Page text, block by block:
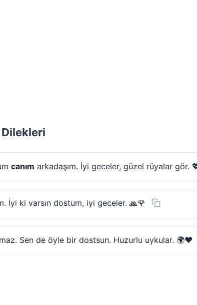
canım arkadaşım. İyi geceler, güzel rüyalar gör.
İyi ki varsın dostum, iyi geceler. 🙏🌹
Sen de öyle bir dostsun. Huzurlu uykular. 🌍❤️